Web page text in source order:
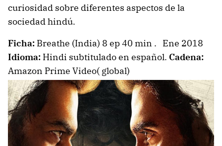
curiosidad sobre diferentes aspectos de la
sociedad hindú.
Ficha: Breathe (India) 8 ep 40 min . Ene 2018
Idioma: Hindi subtitulado en español. Cadena:
Amazon Prime Video( global)